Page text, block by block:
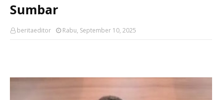
Sumbar
beritaeditor Rabu, September 10, 2025